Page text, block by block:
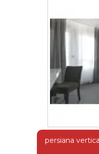
persiana